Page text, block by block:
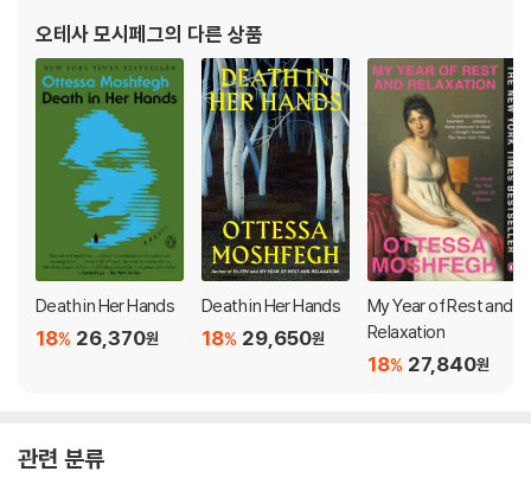
-Kevin Power, The New Yorker
From one of our most ceaselessly provocative literary tal
ents, a novel of haunting metaphysical suspense about a
n elderly widow whose life is upturned when she finds an
ominous note on a walk in the woods.
While on her daily walk with her dog in a secluded woods, a wo
man comes across a note, handwritten and carefully pinned t
o the ground by stones. Her name was Magda. Nobody will ev
er know who killed her. It wasn't me. Here is her dead body. Bu
t there is no dead body. Our narrator is deeply shaken; she has
no idea what to make of this. She is new to this area, alone aft
Becoming obsessed with solving this mystery, our narrator im
agines who Magda was and how she met her fate. With very lit
후보에 올랐다. 2018
오테사 모시페그의 다른 상품
Death in Her Hands
26,370원
18%
Death in Her Hands
29,650원
18%
My Year of Rest and
Relaxation
27,840원
18%
관련 분류